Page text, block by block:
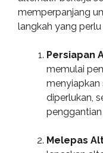
memperpanjang
langkah yang
Persiapan
memulai
menyiapkan
diperlukan,
penggantian
Melepas